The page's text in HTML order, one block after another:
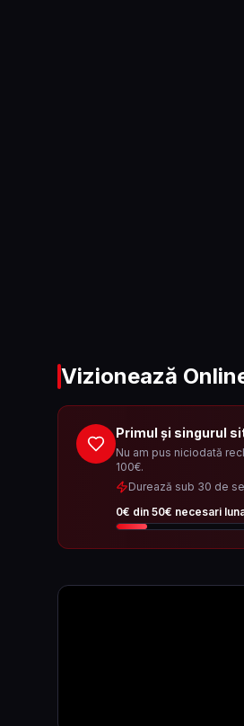
Vizionează
Primul și singurul
Nu am pus niciodată
100€.
Durează sub 30 de
0€ din 50€ necesari